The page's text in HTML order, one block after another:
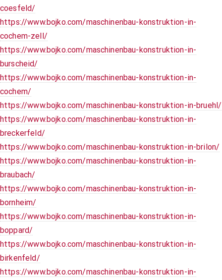
coesfeld/
https://www.bojko.com/maschinenbau-konstruktion-in-
cochem-zell/
https://www.bojko.com/maschinenbau-konstruktion-in-
burscheid/
https://www.bojko.com/maschinenbau-konstruktion-in-
cochem/
https://www.bojko.com/maschinenbau-konstruktion-in-bruehl/
https://www.bojko.com/maschinenbau-konstruktion-in-
breckerfeld/
https://www.bojko.com/maschinenbau-konstruktion-in-brilon/
https://www.bojko.com/maschinenbau-konstruktion-in-
braubach/
https://www.bojko.com/maschinenbau-konstruktion-in-
bornheim/
https://www.bojko.com/maschinenbau-konstruktion-in-
boppard/
https://www.bojko.com/maschinenbau-konstruktion-in-
birkenfeld/
https://www.bojko.com/maschinenbau-konstruktion-in-